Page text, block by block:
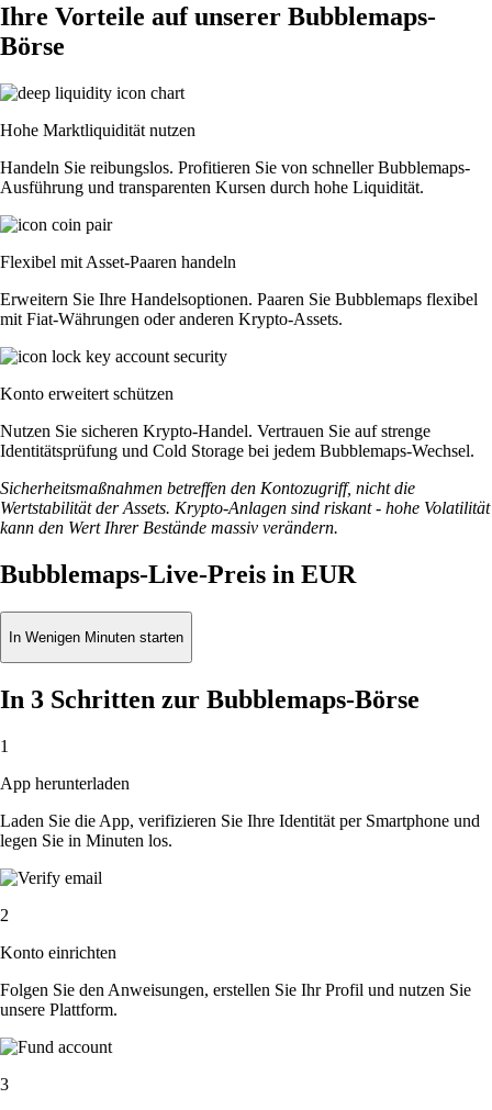
Ihre Vorteile auf unserer Bubblemaps-
Börse
Hohe Marktliquidität nutzen
Handeln Sie reibungslos. Profitieren Sie von schneller Bubblemaps-
Ausführung und transparenten Kursen durch hohe Liquidität.
Flexibel mit Asset-Paaren handeln
Erweitern Sie Ihre Handelsoptionen. Paaren Sie Bubblemaps flexibel
mit Fiat-Währungen oder anderen Krypto-Assets.
Konto erweitert schützen
Nutzen Sie sicheren Krypto-Handel. Vertrauen Sie auf strenge
Identitätsprüfung und Cold Storage bei jedem Bubblemaps-Wechsel.
Sicherheitsmaßnahmen betreffen den Kontozugriff, nicht die
Wertstabilität der Assets. Krypto-Anlagen sind riskant - hohe Volatilität
kann den Wert Ihrer Bestände massiv verändern.
Bubblemaps-Live-Preis in EUR
In Wenigen Minuten starten
In 3 Schritten zur Bubblemaps-Börse
1
App herunterladen
Laden Sie die App, verifizieren Sie Ihre Identität per Smartphone und
legen Sie in Minuten los.
2
Konto einrichten
Folgen Sie den Anweisungen, erstellen Sie Ihr Profil und nutzen Sie
unsere Plattform.
3